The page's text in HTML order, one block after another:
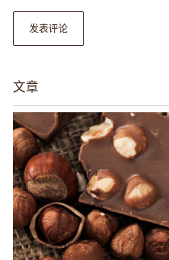
发表评论
文章